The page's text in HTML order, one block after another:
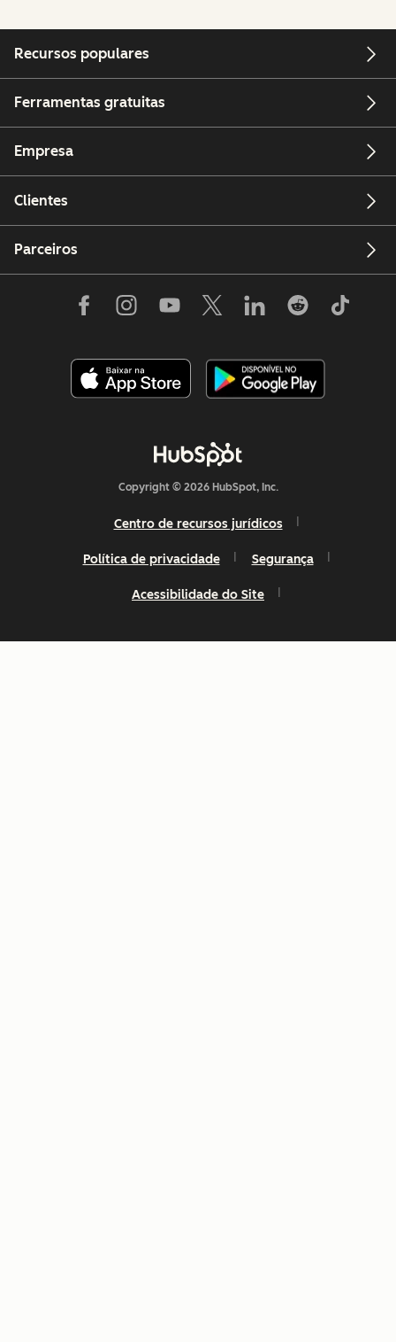
Recursos populares
Ferramentas gratuitas
Empresa
Clientes
Parceiros
Copyright © 2026 HubSpot, Inc.
Centro de recursos jurídicos
Política de privacidade Segurança
Acessibilidade do Site